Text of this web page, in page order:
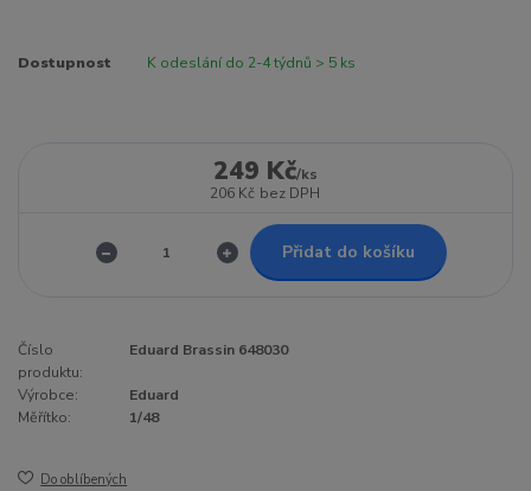
Dostupnost K odeslání do 2-4 týdnů > 5 ks
249 Kč/ks
206 Kč bez DPH
Přidat do košíku
Číslo
produktu:
Eduard Brassin 648030
Výrobce:
Eduard
Měřítko:
1/48
Do oblíbených